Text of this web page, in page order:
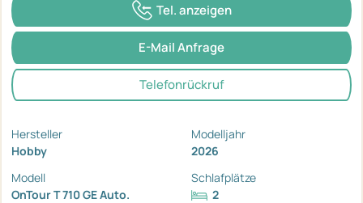
Tel. anzeigen
E-Mail Anfrage
Telefonrückruf
Hersteller
Hobby
Modelljahr
2026
Modell
OnTour T 710 GE Auto.
Schlafplätze
2